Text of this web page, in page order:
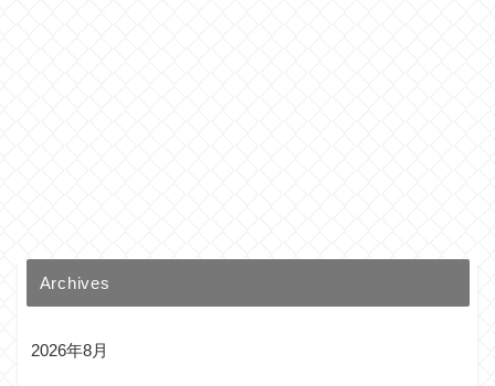
Archives
2026年8月